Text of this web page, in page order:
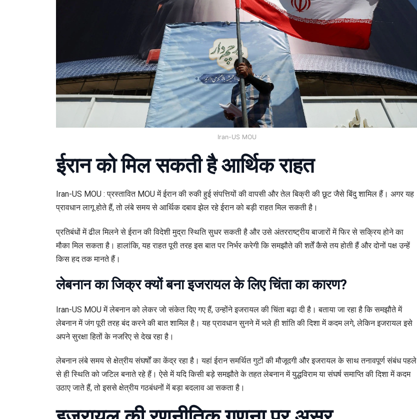
Iran-US MOU
ईरान को मिल सकती है आर्थिक राहत
Iran-US MOU : प्रस्तावित MOU में ईरान की रुकी हुई संपत्तियों की वापसी और तेल बिक्री की छूट जैसे बिंदु शामिल हैं। अगर यह
प्रावधान लागू होते हैं, तो लंबे समय से आर्थिक दबाव झेल रहे ईरान को बड़ी राहत मिल सकती है।
प्रतिबंधों में ढील मिलने से ईरान की विदेशी मुद्रा स्थिति सुधर सकती है और उसे अंतरराष्ट्रीय बाजारों में फिर से सक्रिय होने का
मौका मिल सकता है। हालांकि, यह राहत पूरी तरह इस बात पर निर्भर करेगी कि समझौते की शर्तें कैसे तय होती हैं और दोनों पक्ष उन्हें
किस हद तक मानते हैं।
लेबनान का जिक्र क्यों बना इजरायल के लिए चिंता का कारण?
Iran-US MOU में लेबनान को लेकर जो संकेत दिए गए हैं, उन्होंने इजरायल की चिंता बढ़ा दी है। बताया जा रहा है कि समझौते में
लेबनान में जंग पूरी तरह बंद करने की बात शामिल है। यह प्रावधान सुनने में भले ही शांति की दिशा में कदम लगे, लेकिन इजरायल इसे
अपने सुरक्षा हितों के नजरिए से देख रहा है।
लेबनान लंबे समय से क्षेत्रीय संघर्षों का केंद्र रहा है। यहां ईरान समर्थित गुटों की मौजूदगी और इजरायल के साथ तनावपूर्ण संबंध पहले
से ही स्थिति को जटिल बनाते रहे हैं। ऐसे में यदि किसी बड़े समझौते के तहत लेबनान में युद्धविराम या संघर्ष समाप्ति की दिशा में कदम
उठाए जाते हैं, तो इससे क्षेत्रीय गठबंधनों में बड़ा बदलाव आ सकता है।